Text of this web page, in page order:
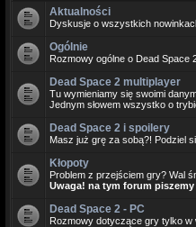
Aktualności
Dyskusje o wszystkich
Ogólnie
Rozmowy ogólne o Dead Space
Dead Space 2 multiplayer
Tu wymieniamy się swoimi
Jednym słowem wszystko o
Dead Space 2 i spoilery
Masz już grę za sobą?! Podziel
Kłopoty
Problem z przejściem gry? Wal
Uwaga! na tym forum
Dead Space 2 - PC
Rozmowy dotyczące gry tylko w